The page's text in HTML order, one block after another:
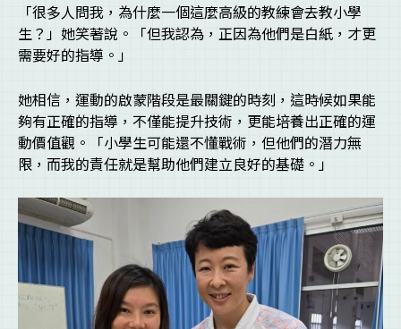
「很多人問我，為什麼一個這麼高級的教練會去教小學
生？」她笑著說。「但我認為，正因為他們是白紙，才更
需要好的指導。」
她相信，運動的啟蒙階段是最關鍵的時刻，這時候如果能
夠有正確的指導，不僅能提升技術，更能培養出正確的運
動價值觀。「小學生可能還不懂戰術，但他們的潛力無
限，而我的責任就是幫助他們建立良好的基礎。」